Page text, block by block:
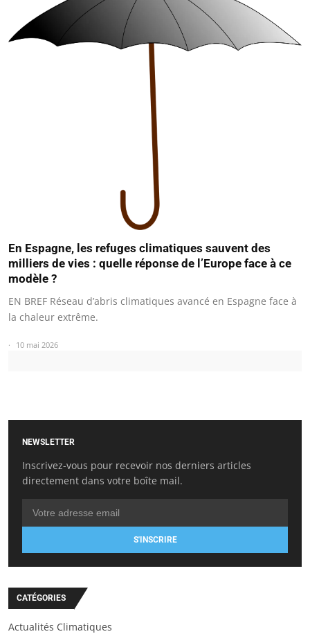
En Espagne, les refuges climatiques sauvent des
milliers de vies : quelle réponse de l’Europe face à ce
modèle ?
EN BREF Réseau d’abris climatiques avancé en Espagne face à
la chaleur extrême.
10 mai 2026
NEWSLETTER
Inscrivez-vous pour recevoir nos derniers articles
directement dans votre boîte mail.
S'INSCRIRE
CATÉGORIES
Actualités Climatiques